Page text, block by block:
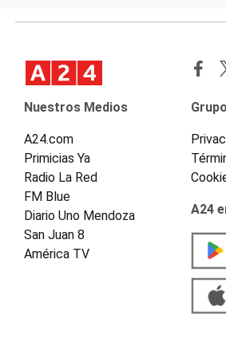
Nuestros Medios
A24.com
Primicias Ya
Radio La Red
FM Blue
Diario Uno Mendoza
San Juan 8
América TV
A24